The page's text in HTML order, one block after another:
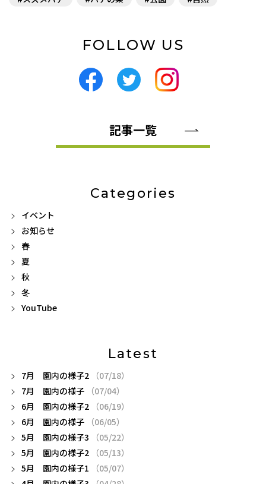
FOLLOW US
記事一覧
Categories
イベント
お知らせ
春
夏
秋
冬
YouTube
Latest
7月 園内の様子2
（07/18）
7月 園内の様子
（07/04）
6月 園内の様子2
（06/19）
6月 園内の様子
（06/05）
5月 園内の様子3
（05/22）
5月 園内の様子2
（05/13）
5月 園内の様子1
（05/07）